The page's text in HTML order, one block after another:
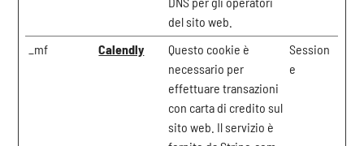
del sito web.
_mf Calendly
Questo cookie è
necessario per
effettuare transazioni
con carta di credito sul
sito web. Il servizio è
Session
e